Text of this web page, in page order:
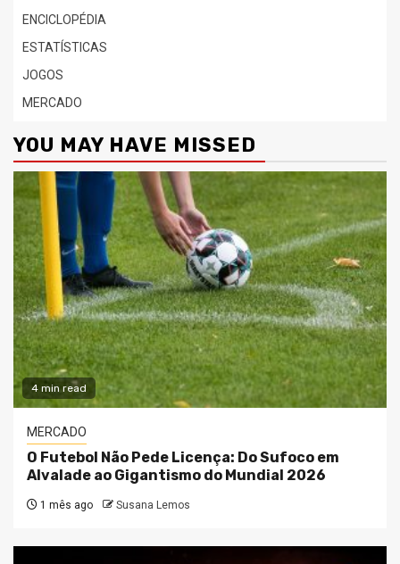
ENCICLOPÉDIA
ESTATÍSTICAS
JOGOS
MERCADO
YOU MAY HAVE MISSED
4 min read
MERCADO
O Futebol Não Pede Licença: Do Sufoco em
Alvalade ao Gigantismo do Mundial 2026
1 mês ago Susana Lemos